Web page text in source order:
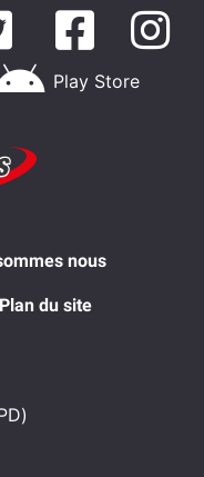
Play Store
nous
Plan du site